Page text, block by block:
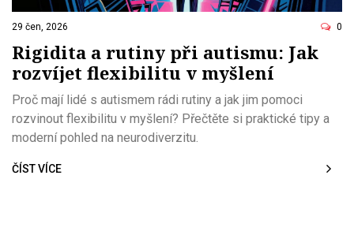
29 čen, 2026 0
Rigidita a rutiny při autismu: Jak
rozvíjet flexibilitu v myšlení
Proč mají lidé s autismem rádi rutiny a jak jim pomoci
rozvinout flexibilitu v myšlení? Přečtěte si praktické tipy a
moderní pohled na neurodiverzitu.
ČÍST VÍCE